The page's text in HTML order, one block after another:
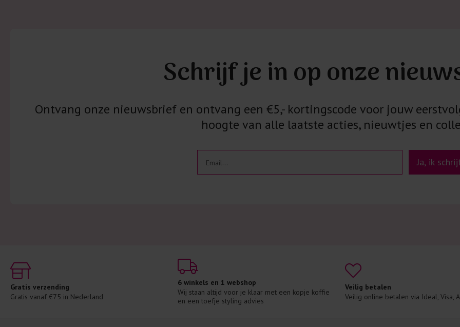
Schrijf je in op onze
Ontvang onze nieuwsbrief en ontvang een €5,- kortingscode voor jouw
hoogte van alle laatste acties, nieuwtjes en
Ja, ik
Gratis verzending
Gratis vanaf €75 in Nederland
6 winkels en 1 webshop
Wij staan altijd voor je klaar met een kopje koffie
en een toefje styling advies
Veilig betalen
Veilig online betalen via Ideal, Visa,